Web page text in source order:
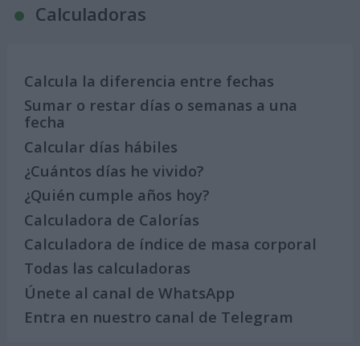
Calculadoras
Calcula la diferencia entre fechas
Sumar o restar días o semanas a una
fecha
Calcular días hábiles
¿Cuántos días he vivido?
¿Quién cumple años hoy?
Calculadora de Calorías
Calculadora de índice de masa corporal
Todas las calculadoras
Únete al canal de WhatsApp
Entra en nuestro canal de Telegram